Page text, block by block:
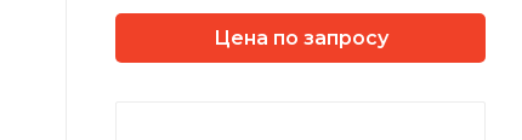
Цена по запросу